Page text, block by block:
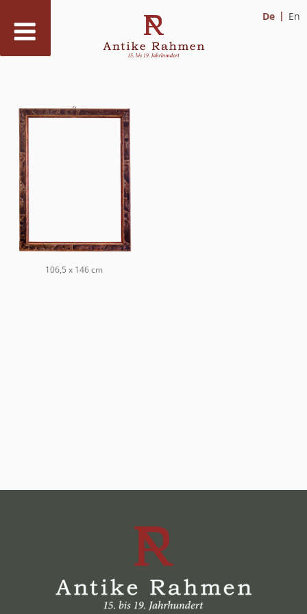
Zum
Inhalt
springen
De En
106,5 x 146 cm